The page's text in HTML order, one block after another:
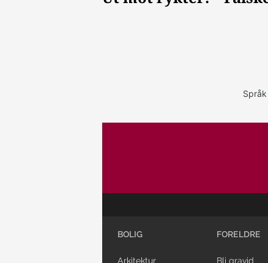
Språk
BOLIG
Arkitektur
FORELDRE
Bli gravid